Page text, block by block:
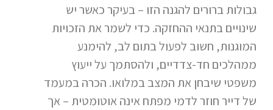
גבולות ברורים להגנה הזו – בעיקר כאשר יש
שינויים בתנאי ההחזקה. כדי לשמר את הזכויות
המוגנות, חשוב לפעול בתום לב, להימנע
ממהלכים חד-צדדיים, ולהסתמך על ייעוץ
משפטי שיבחן את המצב במלואו. הכרה במעמד
של דייר חוזר לדמי מפתח אינה אוטומטית – אך